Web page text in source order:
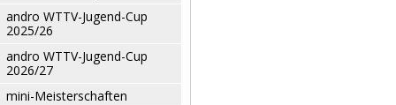
andro WTTV-Jugend-Cup
2025/26
andro WTTV-Jugend-Cup
2026/27
mini-Meisterschaften